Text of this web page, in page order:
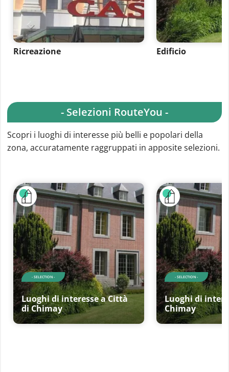
Ricreazione Edificio
- Selezioni RouteYou -
Scopri i luoghi di interesse più belli e popolari della
zona, accuratamente raggruppati in apposite selezioni.
- SELECTION -
Luoghi di interesse a Città
di Chimay
- SELECTION -
Luoghi di
Chimay